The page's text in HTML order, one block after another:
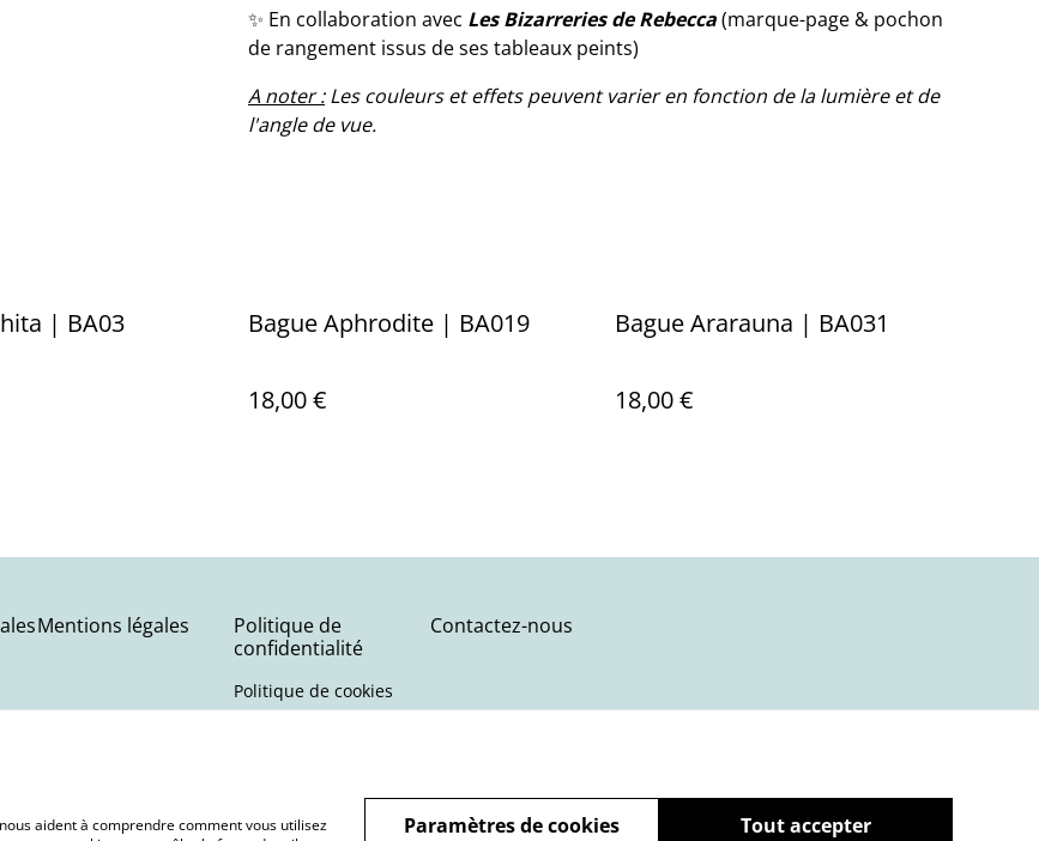
✨ En collaboration avec Les Bizarreries de Rebecca(marque-page & pochon
de rangement issus de ses tableaux peints)
A noter :Les couleurs et effets peuvent varier en fonction de la lumière et de
l'angle de vue.
| BA03 Bague Aphrodite | BA019
18,00 €
Bague Ararauna | BA031
18,00 €
Mentions légales
Politique de
confidentialité
Politique de cookies
Contactez-nous
aident à comprendre comment vous utilisez
Tout accepter
Paramètres de cookies